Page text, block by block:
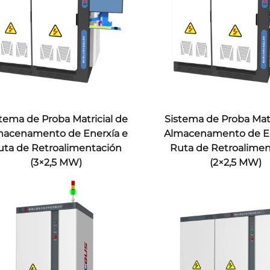
de Proba Matricial de
de Enerxía e
de Retroalimentación
(3×2,5 MW)
Sistema de Proba
Almacenamento de
Ruta de
(2×2,5 MW)